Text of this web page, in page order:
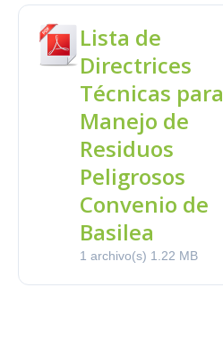
Lista de
Directrices
Técnicas para
Manejo de
Residuos
Peligrosos
Convenio de
Basilea
1 archivo(s) 1.22 MB